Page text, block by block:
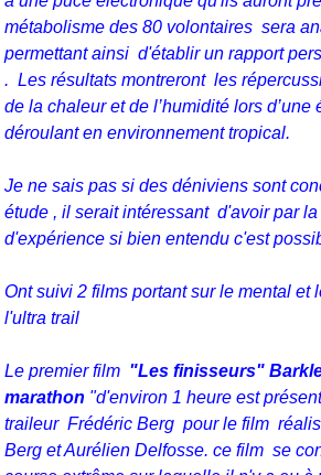
métabolisme des 80 volontaires sera
permettant ainsi d'établir un rapport
. Les résultats montreront les
de la chaleur et de l’humidité lors d’une
déroulant en environnement tropical.
Je ne sais pas si des déniviens sont
étude , il serait intéressant d'avoir par
d'expérience si bien entendu c'est
Ont suivi 2 films portant sur le mental et
l'ultra trail
Le premier film "Les finisseurs"
marathon "d'environ 1 heure est
traileur Frédéric Berg pour le film
Berg et Aurélien Delfosse. ce film se